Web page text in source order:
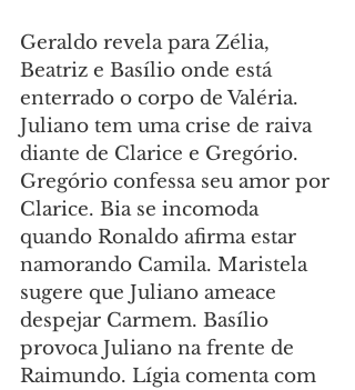
Geraldo revela para Zélia,
Beatriz e Basílio onde está
enterrado o corpo de Valéria.
Juliano tem uma crise de raiva
diante de Clarice e Gregório.
Gregório confessa seu amor por
Clarice. Bia se incomoda
quando Ronaldo afirma estar
namorando Camila. Maristela
sugere que Juliano ameace
despejar Carmem. Basílio
provoca Juliano na frente de
Raimundo. Lígia comenta com